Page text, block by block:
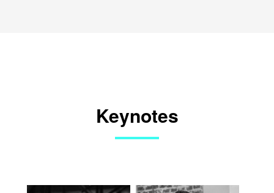
Keynotes